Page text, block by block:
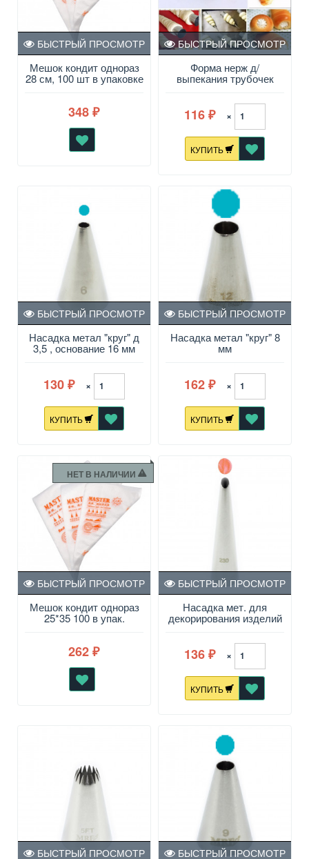
Мешок кондит однораз
28 см, 100 шт в упаковке
БЫСТРЫЙ ПРОСМОТР
348 ₽
Форма нерж д/
выпекания трубочек
"Конус", набор 4 шт. 8,6
см в/бл
БЫСТРЫЙ ПРОСМОТР
116 ₽ ×
КУПИТЬ
Насадка метал "круг" д
3,5 , основание 16 мм
БЫСТРЫЙ ПРОСМОТР
130 ₽ ×
КУПИТЬ
Насадка метал "круг" 8
мм
БЫСТРЫЙ ПРОСМОТР
162 ₽ ×
КУПИТЬ
НЕТ В НАЛИЧИИ
Мешок кондит однораз
25*35 100 в упак.
БЫСТРЫЙ ПРОСМОТР
262 ₽
Насадка мет. для
декорирования изделий
БЫСТРЫЙ ПРОСМОТР
136 ₽ ×
КУПИТЬ
БЫСТРЫЙ ПРОСМОТР БЫСТРЫЙ ПРОСМОТР